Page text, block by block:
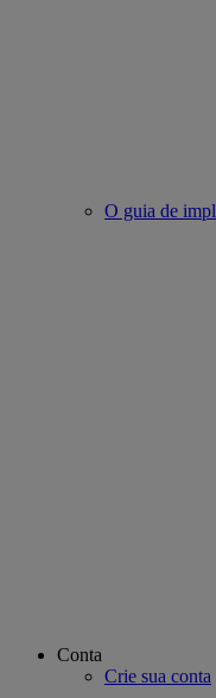
O guia de
Conta
Crie sua conta